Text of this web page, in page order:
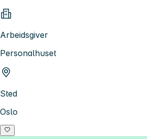
Arbeidsgiver
Personalhuset
Sted
Oslo